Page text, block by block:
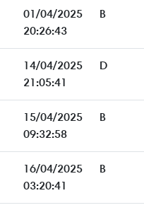
01/04/2025
20:26:43
B
14/04/2025
21:05:41
D
15/04/2025
09:32:58
B
16/04/2025
03:20:41
B